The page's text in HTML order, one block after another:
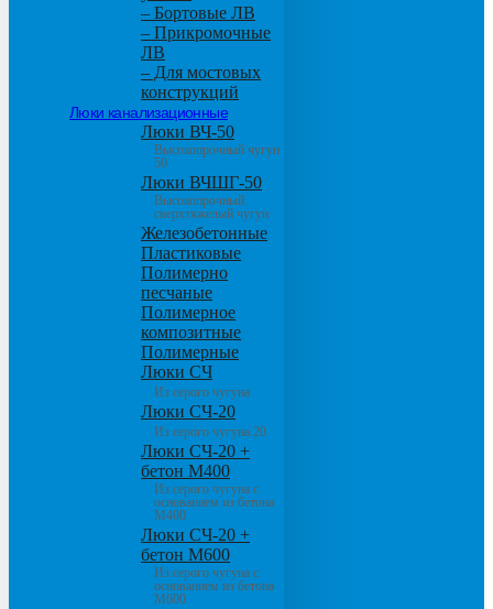
– Бортовые ЛВ
– Прикромочные
ЛВ
– Для мостовых
конструкций
Люки канализационные
Люки ВЧ-50
Высокопрочный чугун
50
Люки ВЧШГ-50
Высокопрочный
сверхтяжелый чугун
Железобетонные
Пластиковые
Полимерно
песчаные
Полимерное
композитные
Полимерные
Люки СЧ
Из серого чугуна
Люки СЧ-20
Из серого чугуна 20
Люки СЧ-20 +
бетон М400
Из серого чугуна с
основанием из бетона
М400
Люки СЧ-20 +
бетон М600
Из серого чугуна с
основанием из бетона
М600